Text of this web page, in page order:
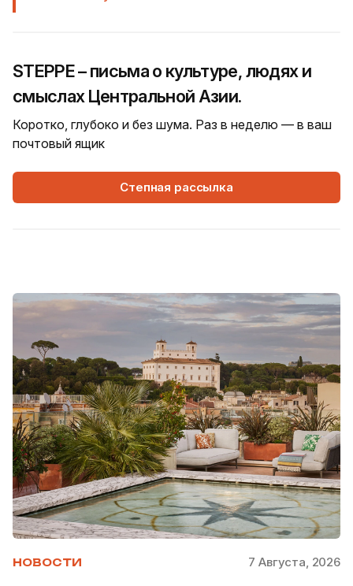
STEPPE – письма о культуре, людях и
смыслах Центральной Азии.
Коротко, глубоко и без шума. Раз в неделю — в ваш
почтовый ящик
Степная рассылка
НОВОСТИ 7 Августа, 2026